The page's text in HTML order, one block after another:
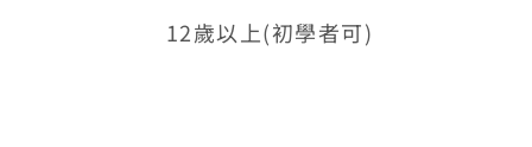
12歲以上(初學者可)